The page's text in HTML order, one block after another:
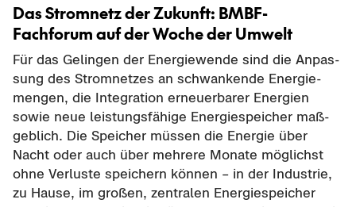
Das Strom­netz der Zu­kunft: BMBF-​
Fachforum auf der Woche der Um­welt
Für das Ge­lin­gen der En­er­gie­wen­de sind die An­pas­
sung des Strom­net­zes an schwan­ken­de En­er­gie­
men­gen, die In­te­gra­ti­on er­neu­er­ba­rer En­er­gien
sowie neue leis­tungs­fä­hi­ge En­er­gie­spei­cher maß­
geb­lich. Die Spei­cher müs­sen die En­er­gie über
Nacht oder auch über meh­re­re Mo­na­te mög­lichst
ohne Ver­lus­te spei­chern kön­nen – in der In­dus­trie,
zu Hause, im gro­ßen, zen­tra­len En­er­gie­spei­cher